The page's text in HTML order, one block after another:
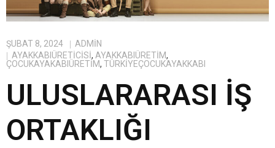
ŞUBAT 8, 2024
ADMIN
AYAKKABIÜRETICISI, AYAKKABIÜRETIM,
ÇOCUKAYAKABIÜRETIM, TÜRKIYEÇOCUKAYAKKABI
ULUSLARARASI İŞ
ORTAKLIĞI